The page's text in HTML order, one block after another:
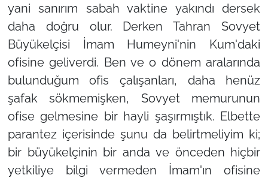
yani sanırım sabah vaktine yakındı dersek
daha doğru olur. Derken Tahran Sovyet
Büyükelçisi İmam Humeyni'nin Kum'daki
ofisine geliverdi. Ben ve o dönem aralarında
bulunduğum ofis çalışanları, daha henüz
şafak sökmemişken, Sovyet memurunun
ofise gelmesine bir hayli şaşırmıştık. Elbette
parantez içerisinde şunu da belirtmeliyim ki;
bir büyükelçinin bir anda ve önceden hiçbir
yetkiliye bilgi vermeden İmam'ın ofisine